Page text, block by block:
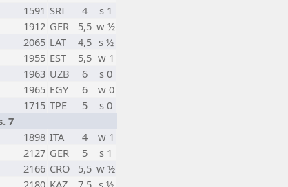
1591 SRI 4
s 1
1912 GER 5,5 w ½
2065 LAT 4,5 s ½
1955 EST 5,5 w 1
1963 UZB 6
s 0
1965 EGY 6
w 0
1715 TPE 5
s 0
7
1898 ITA 4
w 1
2127 GER 5
s 1
2166 CRO 5,5 w ½
2180 KAZ 7,5 s ½